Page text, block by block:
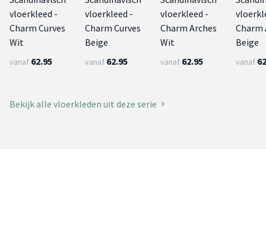
vloerkleed -
Charm Curves
Wit
vanaf 62.95
vloerkleed -
Charm Curves
Beige
vanaf 62.95
vloerkleed -
Charm Arches
Wit
vanaf 62.95
Charm
Beige
vanaf
Bekijk alle vloerkleden uit deze serie